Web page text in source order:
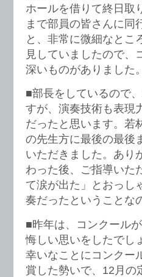
ホールを借りて終日取
まで部員の皆さんに同
と、非常に微細なとこ
見していましたので、
深いものがありました。
■部長をしているので
すが、演奏技術も表現
だったと思います。若
の先生方に最後の最後
いただきました。あり
わった後、ご指導いた
て涙が出た」とおっし
奏だったということな
■昨年は、コンクール
悔しい思いをしたでし
幸いなことにコンクー
賞した勢いで、12月の